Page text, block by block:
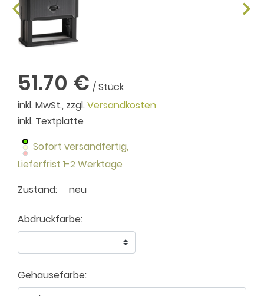
51.70 € / Stück
inkl. MwSt., zzgl.Versandkosten
inkl. Textplatte
Sofort versandfertig,
Lieferfrist 1-2 Werktage
Zustand:
neu
Abdruckfarbe:
Gehäusefarbe: